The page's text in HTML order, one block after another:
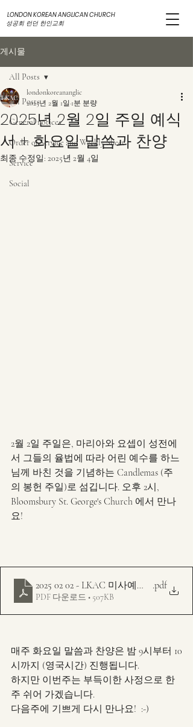
LONDON KOREAN ANGLICAN CHURCH
성공회 런던 한인교회
게시물
All Posts
General notices
Order of Service and Weekly Sheet
Service
Social
All Posts
2025년 2월 2일 주일 예식
서 + 화요일 말씀과 찬양
londonkoreananglic
2025년 2월 1일 1분 분량
최종 수정일: 2025년 2월 4일
2월 2일 주일은, 마리아와 요셉이 성전에
서 그들의 율법에 따라 어린 예수를 하느
님께 바친 것을 기념하는 Candlemas (주
의 봉헌 주일)로 섬깁니다. 오후 2시,
Bloomsbury St. George's Church 에서 만나
요!
2025 02 02 - LKAC 미사예문 주보 -
.pdf
PDF 다운로드 • 507KB
매주 화요일 말씀과 찬양은 밤 9시부터 10
시까지 (영국시간) 진행됩니다.
하지만 이번주는 부득이한 사정으로 한
주 쉬어 가겠습니다.
다음주에 기쁘게 다시 만나요!  :-)